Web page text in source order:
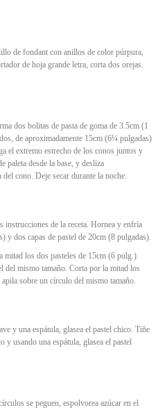
de fondant con anillos de color púrpura,
de hoja grande letra, corta dos orejas.
dos bolitas de pasta de goma de 3.5cm (1
de aproximadamente 15cm (6¼ pulgadas)
el extremo estrecho de los conos juntos y
paleta desde la base, y desliza
cono. Deje secar durante la noche.
instrucciones de la receta. Hornea y enfría
y dos capas de pastel de 20cm (8 pulgadas).
mitad los dos pasteles de 15cm (6 pulg.).
del mismo tamaño. Corta por la mitad los
sobre un círculo del mismo tamaño.
y una espátula, glasea el pastel chico. Tiñe
y usando una espátula, glasea el pastel
se peguen, espolvorea azúcar en el